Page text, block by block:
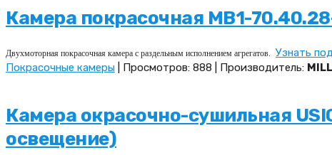
Камера покрасочная MB1-
Двухмоторная покрасочная камера с раздельным исполнением агрегатов. Узнать
Покрасочные камеры | Просмотров: 888 | Производитель:
Камера окрасочно-сушильная
освещение)